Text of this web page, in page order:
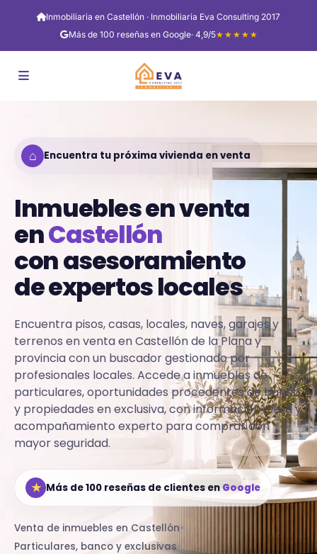
Inmobiliaria en Castellón · Inmobiliaria Eva Consulting 2017
Más de 100 reseñas en Google· 4,9/5★★★★★
⌂ Encuentra tu próxima vivienda en venta
Inmuebles en venta
enCastellón
con asesoramiento
de expertos locales
Encuentra pisos, casas, locales, naves, garajes y
terrenos en venta en Castellón de la Plana y
provincia con un buscador gestionado por
profesionales locales. Accede a inmuebles de
particulares, oportunidades procedentes de banco
y propiedades en exclusiva, con información clara y
acompañamiento experto para comprar con
mayor seguridad.
★ Más de 100 reseñas de clientes enGoogle
Venta de inmuebles en Castellón•
Particulares, banco y exclusivas•